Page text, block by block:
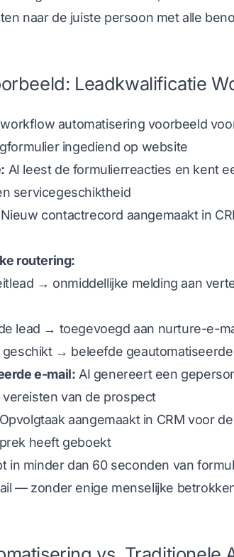
naar de juiste persoon met alle
Leadkwalificatie
automatisering voorbeeld
ingediend op website
AI leest de formulierreacties en kent
servicegeschiktheid
Nieuw contactrecord aangemaakt in
routering:
→ onmiddellijke melding aan
lead → toegevoegd aan nurture-e-
geschikt → beleefde
e-mail: AI genereert een
van de prospect
Opvolgtaak aangemaakt in CRM voor
heeft geboekt
in minder dan 60 seconden van
— zonder enige menselijke